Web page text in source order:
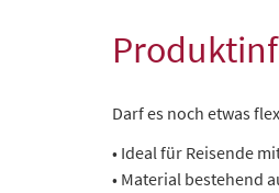
Darf es noch etwas
• Ideal für Reisende
• Material bestehend